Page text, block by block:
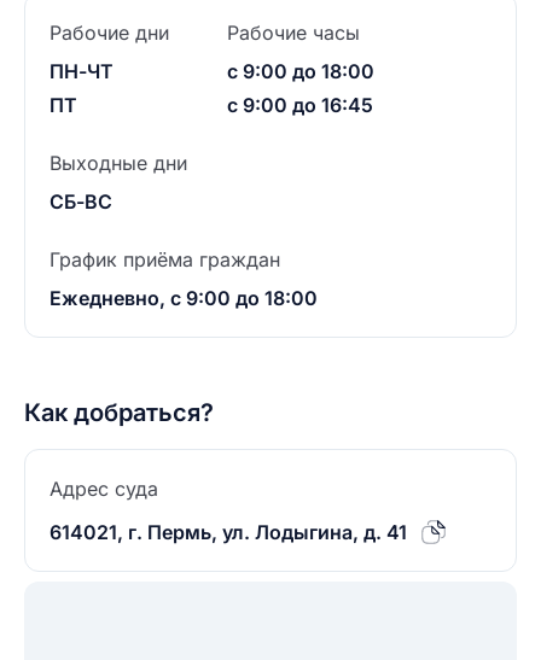
Рабочие дни
ПН-ЧТ
ПТ
Рабочие часы
с 9:00 до 18:00
с 9:00 до 16:45
Выходные дни
СБ-ВС
График приёма граждан
Ежедневно, с 9:00 до 18:00
Как добраться?
Адрес суда
614021, г. Пермь, ул. Лодыгина, д. 41